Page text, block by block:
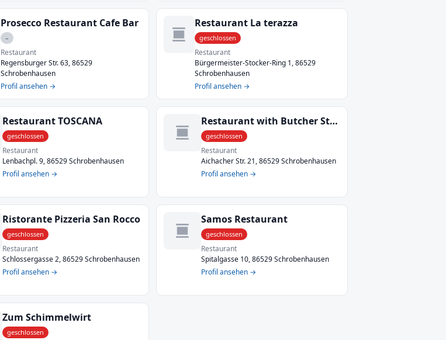
Prosecco Restaurant Cafe Bar
–
Restaurant
Regensburger Str. 63, 86529
Schrobenhausen
Profil ansehen →
Restaurant La terazza
geschlossen
Restaurant
Bürgermeister-Stocker-Ring 1, 86529
Schrobenhausen
Profil ansehen →
Restaurant TOSCANA
geschlossen
Restaurant
Lenbachpl. 9, 86529 Schrobenhausen
Profil ansehen →
Restaurant with Butcher Stief
geschlossen
Restaurant
Aichacher Str. 21, 86529 Schrobenhausen
Profil ansehen →
Ristorante Pizzeria San Rocco
geschlossen
Restaurant
Schlossergasse 2, 86529 Schrobenhausen
Profil ansehen →
Samos Restaurant
geschlossen
Restaurant
Spitalgasse 10, 86529 Schrobenhausen
Profil ansehen →
Zum Schimmelwirt
geschlossen